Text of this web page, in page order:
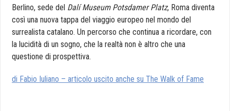
Berlino, sede del Dalí Museum Potsdamer Platz, Roma diventa
così una nuova tappa del viaggio europeo nel mondo del
surrealista catalano. Un percorso che continua a ricordare, con
la lucidità di un sogno, che la realtà non è altro che una
questione di prospettiva.
di Fabio Iuliano – articolo uscito anche su The Walk of Fame